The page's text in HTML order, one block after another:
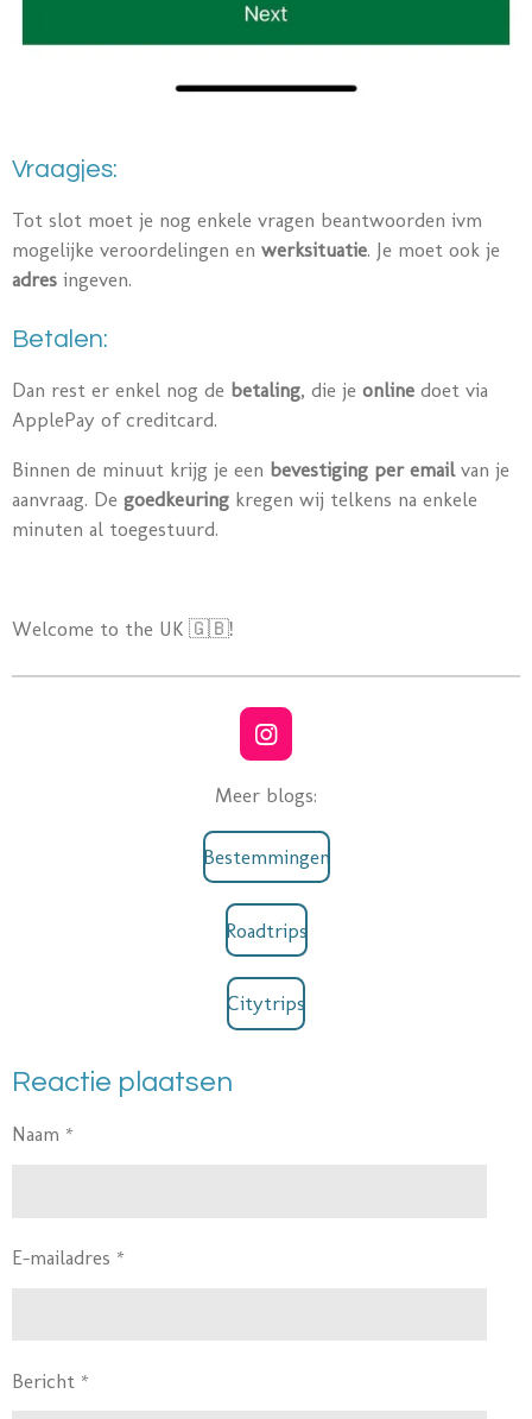
Vraagjes:
Tot slot moet je nog enkele vragen beantwoorden ivm
mogelijke veroordelingen en werksituatie. Je moet ook je
adres ingeven.
Betalen:
Dan rest er enkel nog de betaling, die je online doet via
ApplePay of creditcard.
Binnen de minuut krijg je een bevestiging per emailvan je
aanvraag. De goedkeuring kregen wij telkens na enkele
minuten al toegestuurd.
Welcome to the UK 🇬🇧!
I
n
s
a
g
r
a
m
Meer blogs:
Bestemmingen
Roadtrips
Citytrips
Reactie plaatsen
Naam *
E-mailadres *
Bericht *